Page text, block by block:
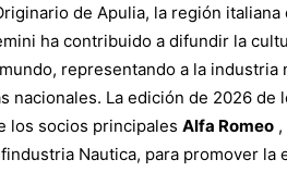
de Apulia, la región
ha contribuido a difundir la
representando a la industria
nacionales. La edición de 2026 de
los socios principales Alfa Romeo ,
Nautica, para promover la